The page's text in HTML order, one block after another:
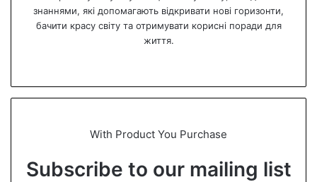
знаннями, які допомагають відкривати нові горизонти,
бачити красу світу та отримувати корисні поради для
життя.
te
With Product You Purchase
Subscribe to our mailing list